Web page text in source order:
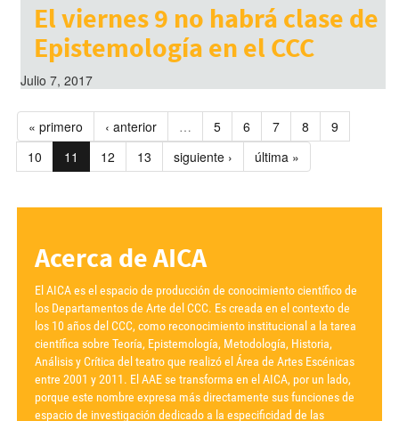
El viernes 9 no habrá clase de
Epistemología en el CCC
Julio 7, 2017
« primero ‹ anterior … 5 6 7 8
9
10
11 12 13 siguiente › última »
Acerca de AICA
El AICA es el espacio de producción de conocimiento científico de
los Departamentos de Arte del CCC. Es creada en el contexto de
los 10 años del CCC, como reconocimiento institucional a la tarea
científica sobre Teoría, Epistemología, Metodología, Historia,
Análisis y Crítica del teatro que realizó el Área de Artes Escénicas
entre 2001 y 2011. El AAE se transforma en el AICA, por un lado,
porque este nombre expresa más directamente sus funciones de
espacio de investigación dedicado a la especificidad de las